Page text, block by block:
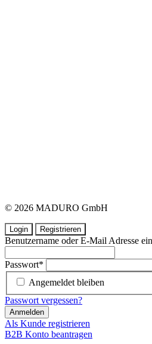
© 2026 MADURO GmbH
Login Registrieren
Benutzername oder E-Mail Adresse
Passwort*
Angemeldet bleiben
Passwort vergessen?
Anmelden
Als Kunde registrieren
B2B Konto beantragen